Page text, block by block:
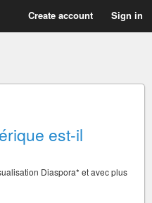
Create account Sign in
est-il
Diaspora* et avec plus